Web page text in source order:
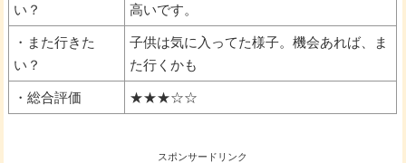
い？
高いです。
・また行きた
い？
子供は気に入ってた様子。機会あれば、ま
た行くかも
・総合評価 ★★★☆☆
スポンサードリンク